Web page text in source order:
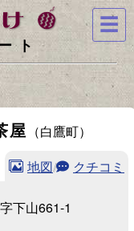
ト
屋 （白鷹町）
地図/ クチコミ
下山661-1
☰